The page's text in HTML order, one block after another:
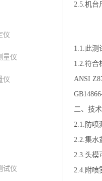
仪
量仪
仪
试仪
2.5.机台
1.1.此测
1.2.符合
ANSI
二、技
2.1.防喷
2.2.集水
2.3.头模
2.4.附喷